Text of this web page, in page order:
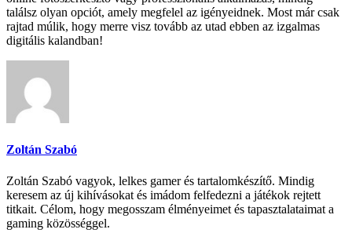
találsz olyan opciót, amely megfelel az igényeidnek. Most már csak
rajtad múlik, hogy merre visz tovább az utad ebben az izgalmas
digitális kalandban!
Zoltán Szabó
Zoltán Szabó vagyok, lelkes gamer és tartalomkészítő. Mindig
keresem az új kihívásokat és imádom felfedezni a játékok rejtett
titkait. Célom, hogy megosszam élményeimet és tapasztalataimat a
gaming közösséggel.